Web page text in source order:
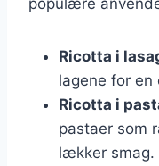
Ricotta i
lagene for en
Ricotta i
pastaer som
lækker smag.